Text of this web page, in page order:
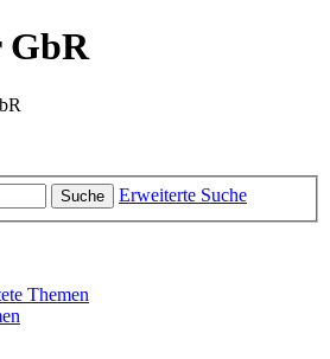
GbR
Suche Erweiterte Suche
Themen